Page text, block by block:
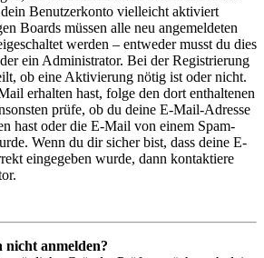
Benutzerkonto vielleicht aktiviert
Boards müssen alle neu angemeldeten
werden – entweder musst du dies
ein Administrator. Bei der Registrierung
ob eine Aktivierung nötig ist oder nicht.
erhalten hast, folge den dort enthaltenen
prüfe, ob du deine E-Mail-Adresse
hast oder die E-Mail von einem Spam-
Wenn du dir sicher bist, dass deine E-
eingegeben wurde, dann kontaktiere
anmelden?